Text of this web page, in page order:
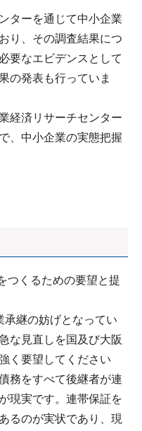
ターを通じて中小企業
り、その調査結果につ
要なエビデンスとして
の発表も行っていま
経済リサーチセンター
、中小企業の実態把握
つくるための要望と提
継の妨げとなってい
な見直しを国及び大阪
く要望してください
務をすべて後継者が連
現実です。連帯保証を
るのが実状であり、現